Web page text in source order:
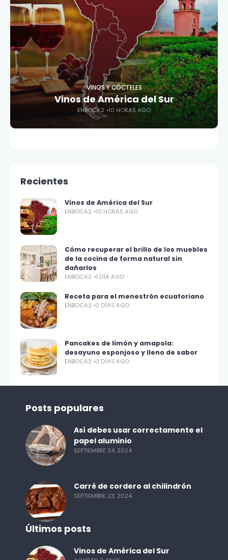
VINOS Y CÓCTELES
Vinos de América del Sur
ENBOCA2 10 HORAS AGO
Recientes
Vinos de América del Sur
ENBOCA2 10 HORAS AGO
Cómo recuperar el brillo de los muebles
de la cocina de forma natural sin
dañarlos
ENBOCA2 1 DÍA AGO
Receta para el menestrón ecuatoriano
ENBOCA2 2 DÍAS AGO
Pancakes de limón y amapola:
desayuno esponjoso y lleno de sabor
ENBOCA2 3 DÍAS AGO
Posts populares
Así debes usar correctamente el
papel aluminio
SEPTIEMBRE 24, 2024
Carré de cordero al chilindrón
SEPTIEMBRE 23, 2024
Últimos posts
Vinos de América del Sur